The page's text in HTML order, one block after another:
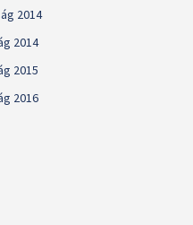
2014
2014
2015
2016